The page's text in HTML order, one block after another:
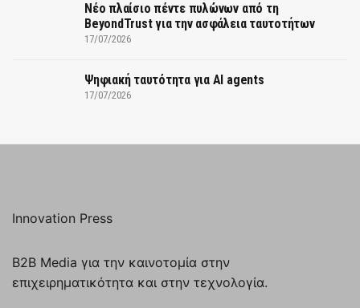
Νέο πλαίσιο πέντε πυλώνων από τη
BeyondTrust για την ασφάλεια ταυτοτήτων
17/07/2026
Ψηφιακή ταυτότητα για AI agents
17/07/2026
Innovation Press
B2B Media για την καινοτομία στην
επιχειρηματικότητα και στην τεχνολογία.